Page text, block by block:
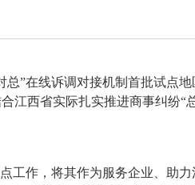
”在线诉调对接机制首批试点
江西省实际扎实推进商事纠纷“
工作，将其作为服务企业、助